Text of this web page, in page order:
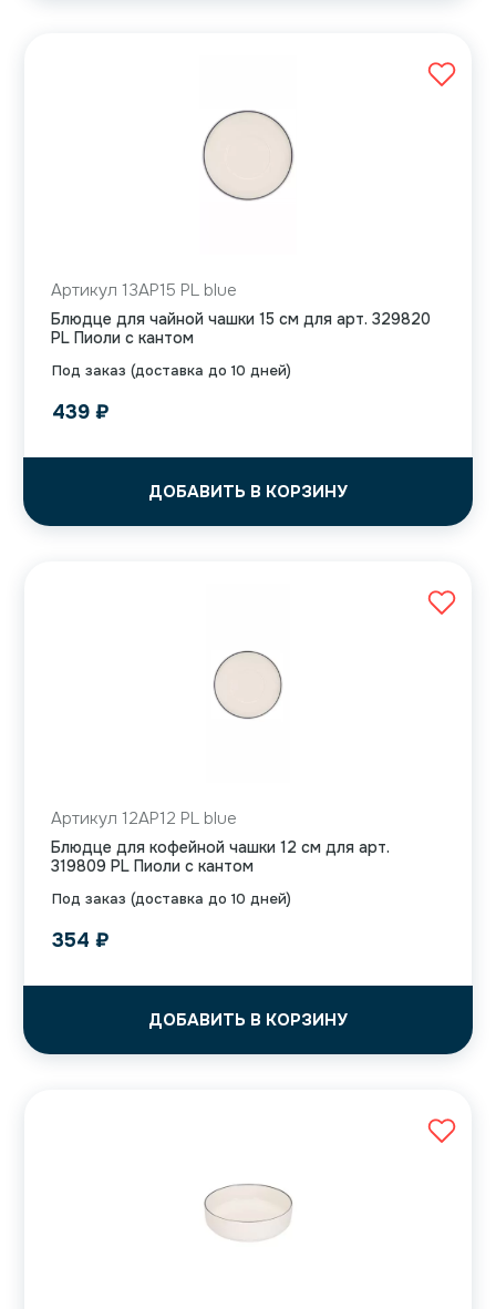
Под заказ (доставка до 10 дней)
Артикул 13AP15 PL blue
Блюдце для чайной чашки 15 см для арт. 329820
PL Пиоли с кантом
439 ₽
ДОБАВИТЬ В КОРЗИНУ
Под заказ (доставка до 10 дней)
Артикул 12AP12 PL blue
Блюдце для кофейной чашки 12 см для арт.
319809 PL Пиоли с кантом
354 ₽
ДОБАВИТЬ В КОРЗИНУ